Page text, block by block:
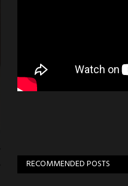
RECOMMENDED POSTS